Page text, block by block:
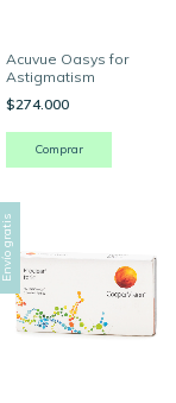
Acuvue Oasys for
Astigmatism
$274.000
Envío gratis